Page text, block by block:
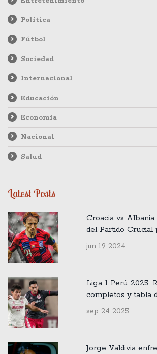
Política
Fútbol
Sociedad
Internacional
Educación
Economía
Nacional
Salud
Latest Posts
Croacia vs
del Partido Crucial
jun 19 2024
Liga 1 Perú 2025:
completos y tabla
jornada 10 del
sep 24 2025
Jorge Valdivia